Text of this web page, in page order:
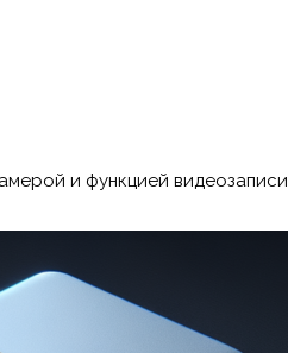
и функцией видеозаписи